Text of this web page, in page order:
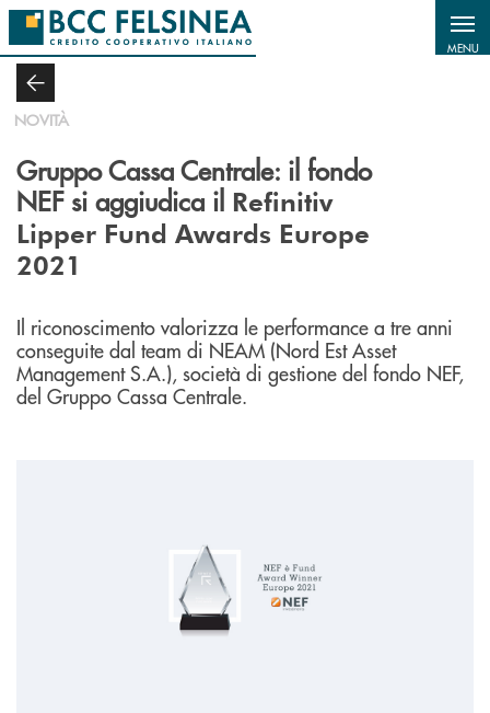
Salta al contenuto principale
MENU
NOVITÀ
Gruppo Cassa Centrale: il fondo
NEF si aggiudica il Refinitiv
Lipper Fund Awards Europe
2021
Il riconoscimento valorizza le performance a tre anni
conseguite dal team di NEAM (Nord Est Asset
Management S.A.), società di gestione del fondo NEF,
del Gruppo Cassa Centrale.